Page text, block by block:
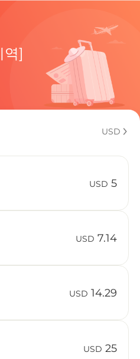
적
즐
역]
USD
USD 5
USD 7.14
USD 14.29
USD 25